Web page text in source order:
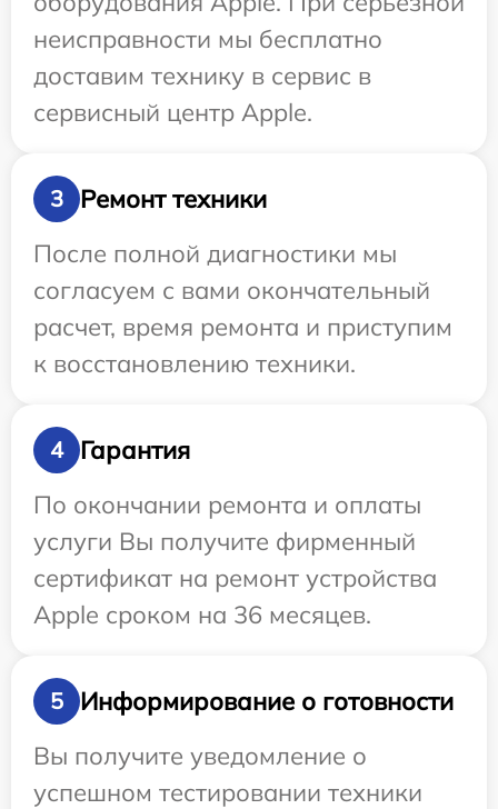
неисправности мы бесплатно
доставим технику в сервис в
сервисный центр Apple.
3
Ремонт техники
После полной диагностики мы
согласуем с вами окончательный
расчет, время ремонта и приступим
к восстановлению техники.
4
Гарантия
По окончании ремонта и оплаты
услуги Вы получите фирменный
сертификат на ремонт устройства
Apple сроком на 36 месяцев.
5
Информирование о готовности
Вы получите уведомление о
успешном тестировании техники